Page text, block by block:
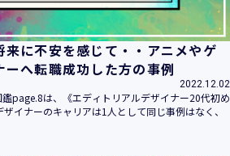
に不安を感じて・・アニメやゲ
へ転職成功した方の事例
2022.12.02
page.8は、《エディトリアルデザイナー20代初め
イナーのキャリアは1人として同じ事例はなく、